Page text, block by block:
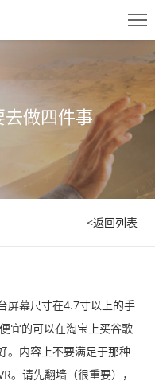
去做四件事
<返回列表
屏幕尺寸在4.7寸以上的手
宜的可以在淘宝上买谷歌
。内容上不要满足于那种
。请先翻墙（很重要），